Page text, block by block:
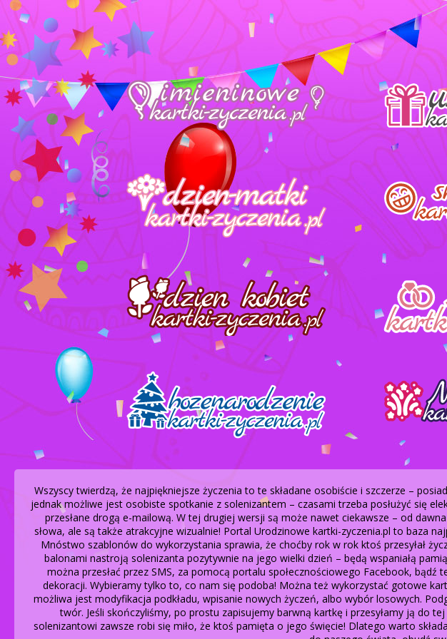
Wszyscy twierdzą, że najpiękniejsze życzenia to te składane osobiście i szczerze –
jednak możliwe jest osobiste spotkanie z solenizantem – czasami trzeba posłużyć się
przesłane drogą e-mailową. W tej drugiej wersji są może nawet ciekawsze – od
słowa, ale są także atrakcyjne wizualnie! Portal Urodzinowe kartki-zyczenia.pl to baza
Mnóstwo szablonów do wykorzystania sprawia, że choćby rok w rok ktoś przesyłał
balonami nastroją solenizanta pozytywnie na jego wielki dzień – będą wspaniałą
można przesłać przez SMS, za pomocą portalu społecznościowego Facebook,
dekoracji. Wybieramy tylko to, co nam się podoba! Można też wykorzystać gotowe
możliwa jest modyfikacja podkładu, wpisanie nowych życzeń, albo wybór losowych.
twór. Jeśli skończyliśmy, po prostu zapisujemy barwną kartkę i przesyłamy ją do
solenizantowi zawsze robi się miło, że ktoś pamięta o jego święcie! Dlatego warto